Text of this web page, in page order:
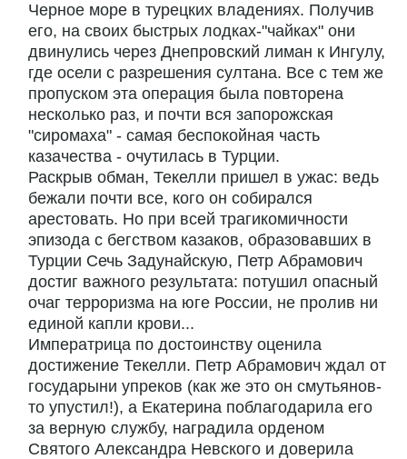
Черное море в турецких владениях. Получив
его, на своих быстрых лодках-"чайках" они
двинулись через Днепровский лиман к Ингулу,
где осели с разрешения султана. Все с тем же
пропуском эта операция была повторена
несколько раз, и почти вся запорожская
"сиромаха" - самая беспокойная часть
казачества - очутилась в Турции.
Раскрыв обман, Текелли пришел в ужас: ведь
бежали почти все, кого он собирался
арестовать. Но при всей трагикомичности
эпизода с бегством казаков, образовавших в
Турции Сечь Задунайскую, Петр Абрамович
достиг важного результата: потушил опасный
очаг терроризма на юге России, не пролив ни
единой капли крови...
Императрица по достоинству оценила
достижение Текелли. Петр Абрамович ждал от
государыни упреков (как же это он смутьянов-
то упустил!), а Екатерина поблагодарила его
за верную службу, наградила орденом
Святого Александра Невского и доверила